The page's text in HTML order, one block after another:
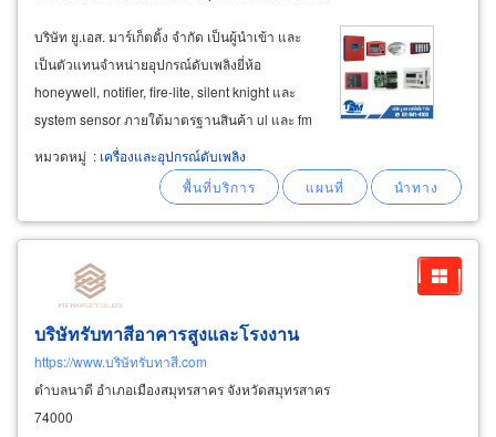
บริษัท ยู.เอส. มาร์เก็ตติ้ง จำกัด เป็นผู้นำเข้า และ
เป็นตัวแทนจำหน่ายอุปกรณ์ดับเพลิงยี่ห้อ
honeywell, notifier, fire-lite, silent knight และ
system sensor ภายใต้มาตรฐานสินค้า ul และ fm
พร้อมบริการให้คำปรึกษา รับเหมางาน ออกแบบ
ติดตั้งระบบ โปรแกรมซอฟต์แวร์ บริการตรวจเช็ค
ระบบแจ้งเหตุเพลิงไหม้ บริการตรวจสอบระบบแจ้ง
เหตุเพลิงไหม้
หมวดหมู่ : เครื่องและอุปกรณ์ดับเพลิง
บริษัทรับทาสีอาคารสูงและโรงงาน
https://www.บริษัทรับทาสี.com
ตำบลนาดี อำเภอเมืองสมุทรสาคร จังหวัดสมุทรสาคร
74000